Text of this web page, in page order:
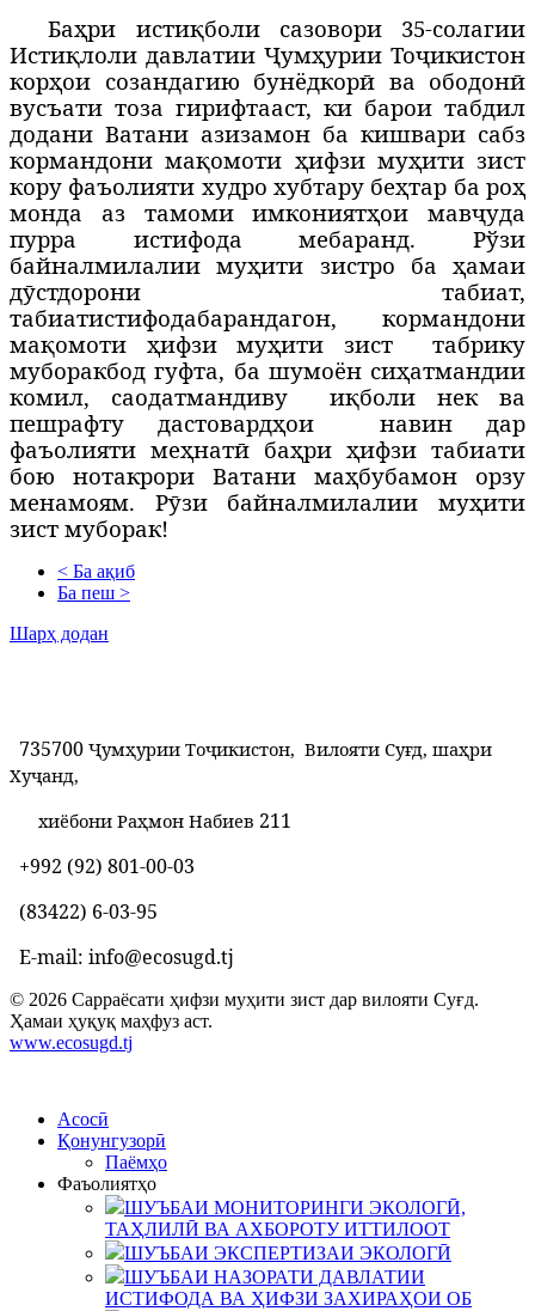
Баҳри истиқболи сазовори 35-солагии
Истиқлоли давлатии Ҷумҳурии Тоҷикистон
корҳои созандагию бунёдкорӣ ва ободонӣ
вусъати тоза гирифтааст, ки барои табдил
додани Ватани азизамон ба кишвари сабз
кормандони мақомоти ҳифзи муҳити зист
кору фаъолияти худро хубтару беҳтар ба роҳ
монда аз тамоми имкониятҳои мавҷуда
пурра истифода мебаранд. Рўзи
байналмилалии муҳити зистро ба ҳамаи
дӯстдорони табиат,
табиатистифодабарандагон, кормандони
мақомоти ҳифзи муҳити зист
табрику
муборакбод гуфта, ба шумоён сиҳатмандии
комил, саодатмандиву
иқболи нек ва
пешрафту дастовардҳои
навин дар
фаъолияти меҳнатӣ баҳри ҳифзи табиати
бою нотакрори Ватани маҳбубамон орзу
менамоям. Рӯзи байналмилалии муҳити
зист муборак!
< Ба ақиб
Ба пеш >
Шарҳ додан
735700 Ҷумҳурии Тоҷикистон, Вилояти Суғд, шаҳри
Хуҷанд,
хиёбони Раҳмон Набиев 211
+992 (92) 801-00-03
(83422) 6-03-95
E-mail: info@ecosugd.tj
© 2026 Сарраёсати ҳифзи муҳити зист дар вилояти Суғд.
Ҳамаи ҳуқуқ маҳфуз аст.
www.ecosugd.tj
Асосӣ
Қонунгузорӣ
Паёмҳо
Фаъолиятҳо
ШУЪБАИ МОНИТОРИНГИ ЭКОЛОГӢ,
ТАҲЛИЛӢ ВА АХБОРОТУ ИТТИЛООТ
ШУЪБАИ ЭКСПЕРТИЗАИ ЭКОЛОГӢ
ШУЪБАИ НАЗОРАТИ ДАВЛАТИИ
ИСТИФОДА ВА ҲИФЗИ ЗАХИРАҲОИ ОБ